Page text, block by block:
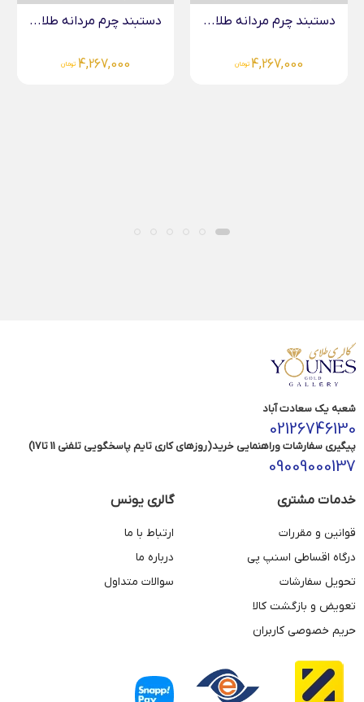
دستبند چرم مردانه طلا...
4,267,000
دستبند چرم مردانه طلا...
4,267,000
شعبه یک سعادت آباد
02126746130
پیگیری سفارشات وراهنمایی خرید(روزهای کاری تایم پاسخگویی تلفنی 11 تا17)
09009000137
خدمات مشتری
قوانین و مقررات
درگاه اقساطی اسنپ پی
تحویل سفارشات
تعویض و بازگشت کالا
حریم خصوصی کاربران
گالری یونس
ارتباط با ما
درباره ما
سوالات متداول